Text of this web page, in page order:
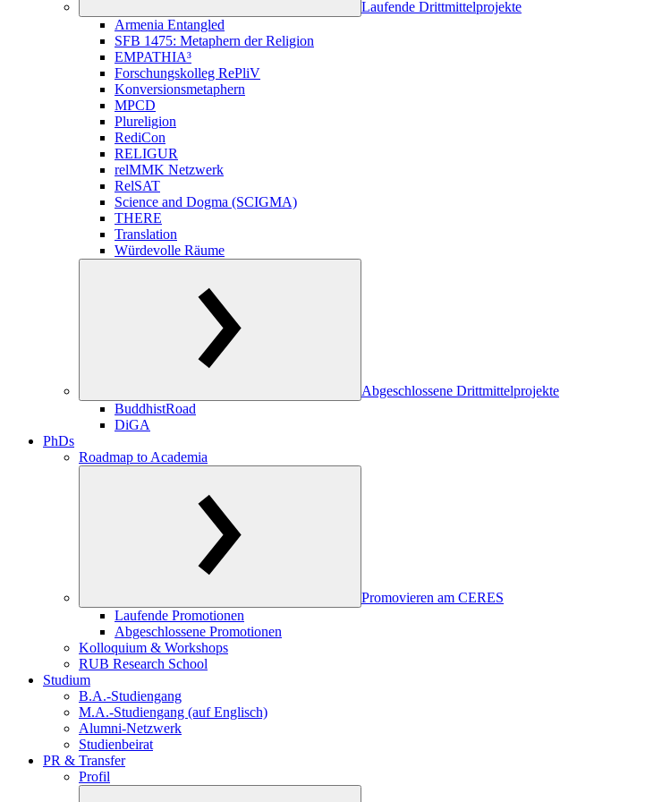
Laufende Drittmittelprojekte
Armenia Entangled
SFB 1475: Metaphern der Religion
EMPATHIA³
Forschungskolleg RePliV
Konversionsmetaphern
MPCD
Plureligion
RediCon
RELIGUR
relMMK Netzwerk
RelSAT
Science and Dogma (SCIGMA)
THERE
Translation
Würdevolle Räume
Abgeschlossene Drittmittelprojekte
BuddhistRoad
DiGA
PhDs
Roadmap to Academia
Promovieren am CERES
Laufende Promotionen
Abgeschlossene Promotionen
Kolloquium & Workshops
RUB Research School
Studium
B.A.-Studiengang
M.A.-Studiengang (auf Englisch)
Alumni-Netzwerk
Studienbeirat
PR & Transfer
Profil